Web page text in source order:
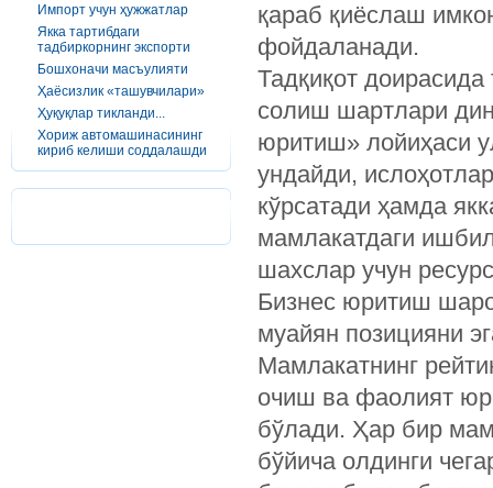
Импорт учун ҳужжатлар
Якка тартибдаги
тадбиркорнинг экспорти
Бошхоначи масъулияти
Ҳаёсизлик «ташувчилари»
Ҳуқуқлар тикланди...
Хориж автомашинасининг
кириб келиши соддалашди
қараб қиёслаш
фойдаланади.
Тадқиқот доирасида
солиш шартлари
юритиш» лойиҳаси
ундайди,
кўрсатади ҳамда
мамлакатдаги
шахслар учун
Бизнес юритиш
муайян позицияни
Мамлакатнинг
очиш ва фаолият
бўлади. Ҳар бир
бўйича олдинги